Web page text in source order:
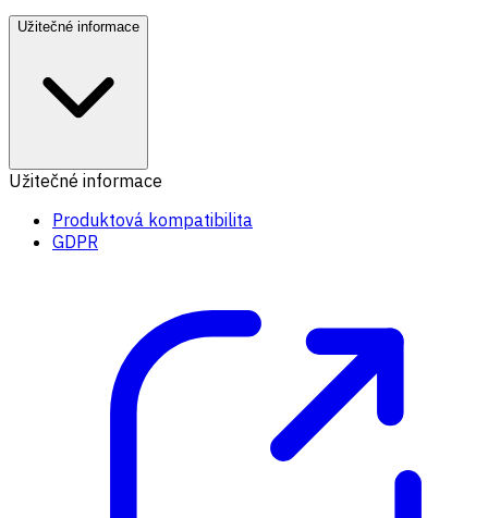
Užitečné informace
Užitečné informace
Produktová kompatibilita
GDPR